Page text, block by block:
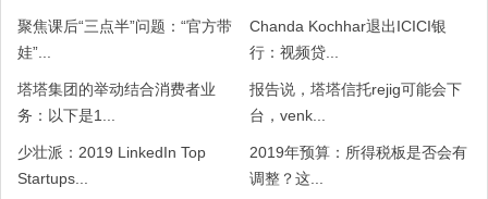
聚焦课后“三点半”问题：“官方带
娃”...
Chanda Kochhar退出ICICI银
行：视频贷...
塔塔集团的举动结合消费者业
务：以下是1...
报告说，塔塔信托rejig可能会下
台，venk...
少壮派：2019 LinkedIn Top
Startups...
2019年预算：所得税板是否会有
调整？这...